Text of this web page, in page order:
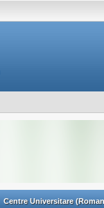
Centre Universitare